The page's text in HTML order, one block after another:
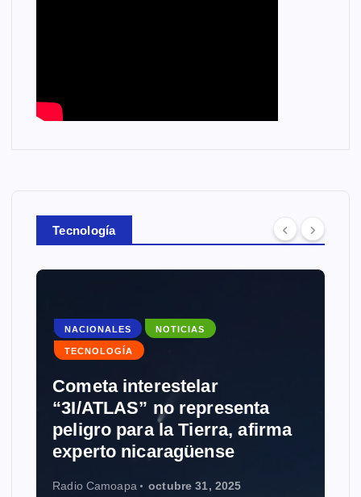
Tecnología
NACIONALES NOTICIAS
TECNOLOGÍA
Cometa interestelar
“3I/ATLAS” no representa
peligro para la Tierra, afirma
experto nicaragüense
Radio Camoapa octubre 31, 2025